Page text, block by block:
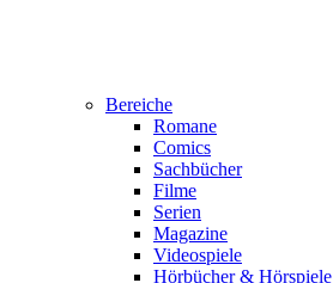
Bereiche
Romane
Comics
Sachbücher
Filme
Serien
Magazine
Videospiele
Hörbücher & Hörspiele